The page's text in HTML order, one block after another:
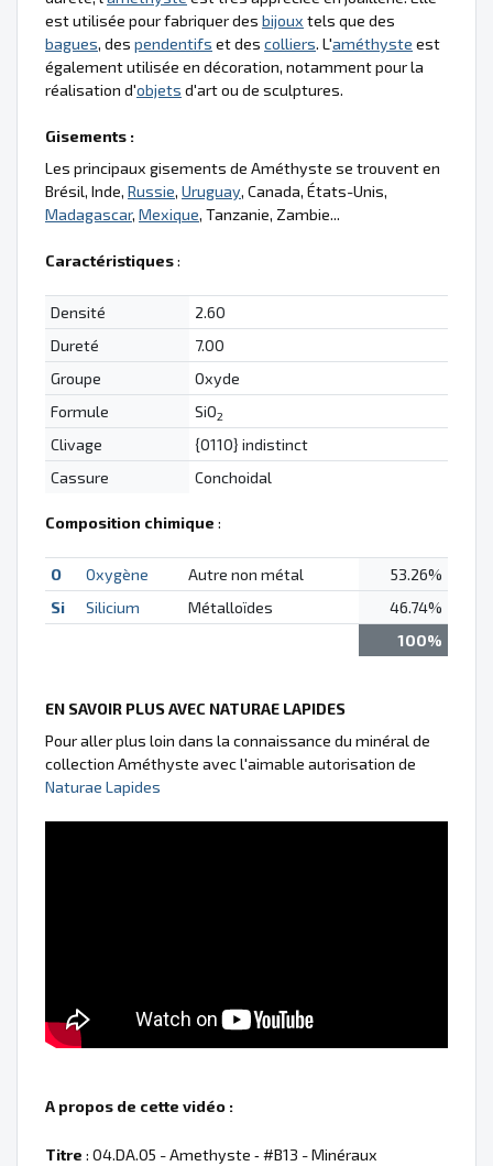
est utilisée pour fabriquer des bijoux tels que des
bagues, des pendentifs et des colliers. L'améthyste est
également utilisée en décoration, notamment pour la
réalisation d'objets d'art ou de sculptures.
Gisements :
Les principaux gisements de Améthyste se trouvent en
Brésil, Inde, Russie, Uruguay, Canada, États-Unis,
Madagascar, Mexique, Tanzanie, Zambie...
Caractéristiques:
Densité
2.60
Dureté
7.00
Groupe
Oxyde
Formule
SiO2
Clivage
{0110} indistinct
Cassure
Conchoidal
Composition chimique :
O Oxygène Autre non métal
53.26%
Si
Silicium Métalloïdes
46.74%
100%
EN SAVOIR PLUS AVEC NATURAE LAPIDES
Pour aller plus loin dans la connaissance du minéral de
collection Améthyste avec l'aimable autorisation de
Naturae Lapides
A propos de cette vidéo :
Titre : 04.DA.05 - Amethyste ‐ #B13 - Minéraux